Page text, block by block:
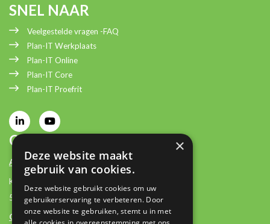
SNEL NAAR
Veelgestelde vragen -FAQ
Plan-IT Werkplaats
Plan-IT Online
Plan-IT Core
Plan-IT Proefrit
CONTACT INFORMATIE
Adresgegevens:
Keizersveld 25
5803 AM Venray
Contactgegevens:
×
Deze website maakt
gebruik van cookies.
Deze website gebruikt cookies om uw
gebruikerservaring te verbeteren. Door
onze website te gebruiken, stemt u in met